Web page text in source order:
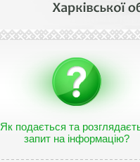
Як подається та
запит на інформацію?